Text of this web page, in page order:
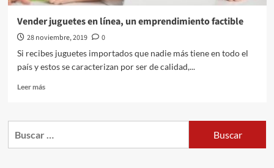
Vender juguetes en línea, un emprendimiento factible
28 noviembre, 2019
0
Si recibes juguetes importados que nadie más tiene en todo el
país y estos se caracterizan por ser de calidad,...
Leer másLeer
Vender